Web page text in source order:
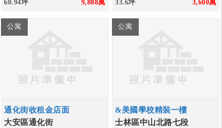
60.94坪 9,888萬 33.6坪 3,600萬
公寓
通化街收租金店面
大安區通化街
公寓
&美國學校精裝一樓
士林區中山北路七段